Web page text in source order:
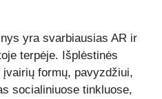
yra svarbiausias AR ir
terpėje. Išplėstinės
formų, pavyzdžiui,
socialiniuose tinkluose,